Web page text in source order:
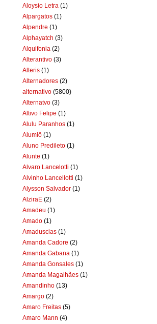
Aloysio Letra (1)
Alpargatos (1)
Alpendre (1)
Alphayatch (3)
Alquifonia (2)
Alterantivo (3)
Alteris (1)
Alternadores (2)
alternativo (5800)
Alternatvo (3)
Altivo Felipe (1)
Alulu Paranhos (1)
Alumiô (1)
Aluno Predileto (1)
Alunte (1)
Alvaro Lancelotti (1)
Alvinho Lancellotti (1)
Alysson Salvador (1)
AlziraE (2)
Amadeu (1)
Amado (1)
Amaduscias (1)
Amanda Cadore (2)
Amanda Gabana (1)
Amanda Gonsales (1)
Amanda Magalhães (1)
Amandinho (13)
Amargo (2)
Amaro Freitas (5)
Amaro Mann (4)